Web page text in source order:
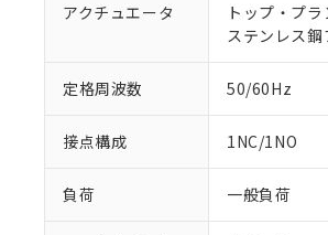
アクチュエータ
トップ・プ
ステンレス鋼
定格周波数 50/60Hz
接点構成 1NC/1NO
負荷 一般負荷